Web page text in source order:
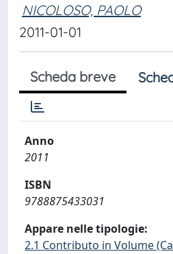
NICOLOSO, PAOLO
2011-01-01
Scheda breve
Anno
2011
ISBN
9788875433031
Appare nelle tipologie:
2.1 Contributo in Volume